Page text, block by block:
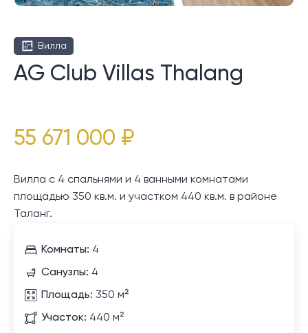
Вилла
AG Club Villas Thalang
55 671 000 ₽
Вилла с 4 спальнями и 4 ванными комнатами
площадью 350 кв.м. и участком 440 кв.м. в районе
Таланг.
Комнаты: 4
Санузлы: 4
Площадь: 350 м²
Участок: 440 м²